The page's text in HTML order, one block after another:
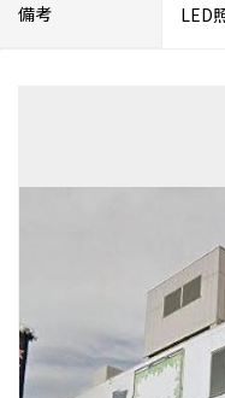
備考 LED